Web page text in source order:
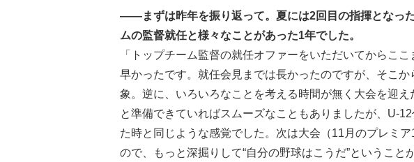
――まずは昨年を振り返って。夏には2回目の指揮となっ
ムの監督就任と様々なことがあった1年でした。
「トップチーム監督の就任オファーをいただいてからこ
早かったです。就任会見までは長かったのですが、そこ
象。逆に、いろいろなことを考える時間が無く大会を迎
と準備できていればスムーズなこともありましたが、U-
た時と同じような感覚でした。次は大会（11月のプレミ
ので、もっと深掘りして“自分の野球はこうだ”ということ